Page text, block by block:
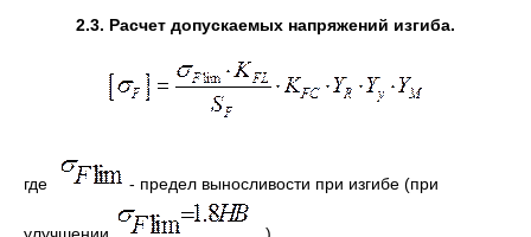
2.3. Расчет допускаемых напряжений изгиба.
где - предел выносливости при изгибе (при
улучшении ),